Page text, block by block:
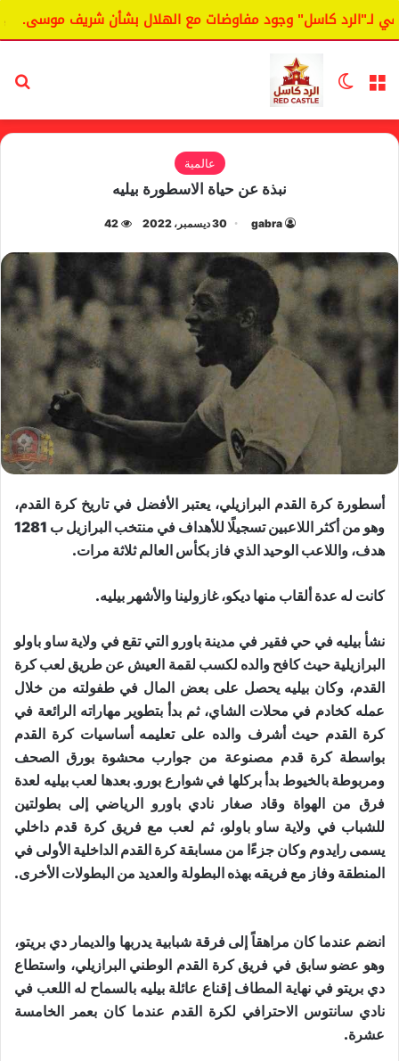
كاسل" وجود مفاوضات مع الهلال بشأن شريف موسى.
القائمة الوضع المظلم
عالمية
نبذة عن حياة الاسطورة بيليه
gabra 30 ديسمبر، 2022 42
أسطورة كرة القدم البرازيلي، يعتبر الأفضل في تاريخ كرة القدم،
وهو من أكثر اللاعبين تسجيلًا للأهداف في ​منتخب البرازيل​ ب 1281
هدف، واللاعب الوحيد الذي فاز بكأس العالم ثلاثة مرات.
كانت له عدة ألقاب منها ديكو، غازولينا والأشهر بيليه.
نشأ بيليه في حي فقير في مدينة باورو التي تقع في ولاية ساو باولو
البرازيلية حيث كافح والده لكسب لقمة العيش عن طريق لعب كرة
القدم، وكان بيليه يحصل على بعض المال في طفولته من خلال
عمله كخادم في محلات الشاي، ثم بدأ بتطوير مهاراته الرائعة في
كرة القدم حيث أشرف والده على تعليمه أساسيات كرة القدم
بواسطة ​كرة قدم​ مصنوعة من جوارب محشوة بورق الصحف
ومربوطة بالخيوط بدأ بركلها في شوارع بورو. بعدها لعب بيليه لعدة
فرق من الهواة وقاد صغار نادي باورو الرياضي إلى بطولتين
للشباب في ولاية ساو باولو، ثم لعب مع فريق كرة قدم داخلي
يسمى رايدوم وكان جزءًا من مسابقة كرة القدم الداخلية الأولى في
المنطقة وفاز مع فريقه بهذه البطولة والعديد من البطولات الأخرى.
انضم عندما كان مراهقاً إلى فرقة شبابية يدربها والديمار دي بريتو،
وهو عضو سابق في فريق كرة القدم الوطني البرازيلي، واستطاع
دي بريتو في نهاية المطاف إقناع عائلة بيليه بالسماح له اللعب في
نادي سانتوس الاحترافي لكرة القدم عندما كان بعمر الخامسة
عشرة.